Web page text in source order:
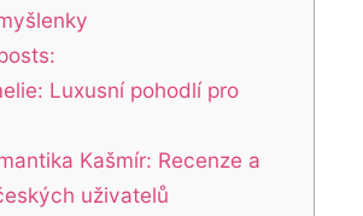
Luxusní pohodlí pro
Kašmír: Recenze a
uživatelů